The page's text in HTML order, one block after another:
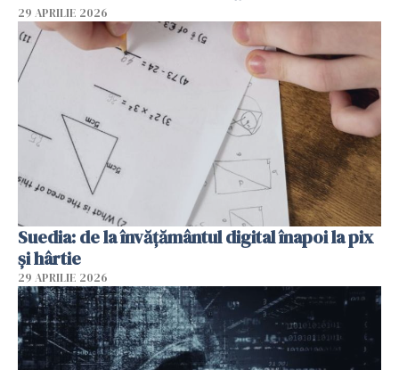
29 APRILIE 2026
Suedia: de la învățământul digital înapoi la pix
și hârtie
29 APRILIE 2026